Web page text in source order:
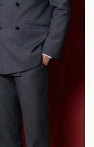
- Quốc phòng